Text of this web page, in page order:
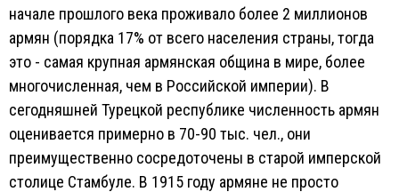
начале прошлого века проживало более 2 миллионов
армян (порядка 17% от всего населения страны, тогда
это - самая крупная армянская община в мире, более
многочисленная, чем в Российской империи). В
сегодняшней Турецкой республике численность армян
оценивается примерно в 70-90 тыс. чел., они
преимущественно сосредоточены в старой имперской
столице Стамбуле. В 1915 году армяне не просто